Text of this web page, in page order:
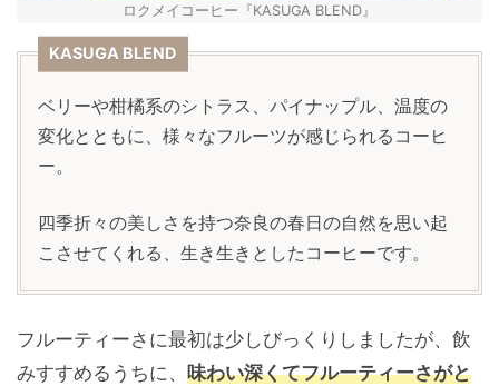
ロクメイコーヒー『KASUGA BLEND』
KASUGA BLEND
ベリーや柑橘系のシトラス、パイナップル、温度の
変化とともに、様々なフルーツが感じられるコーヒ
ー。
四季折々の美しさを持つ奈良の春日の自然を思い起
こさせてくれる、生き生きとしたコーヒーです。
フルーティーさに最初は少しびっくりしましたが、飲
みすすめるうちに、 味わい深くてフルーティーさがと